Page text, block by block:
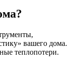
вашего дома.
теплопотери.